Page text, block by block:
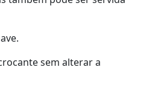
sem alterar a